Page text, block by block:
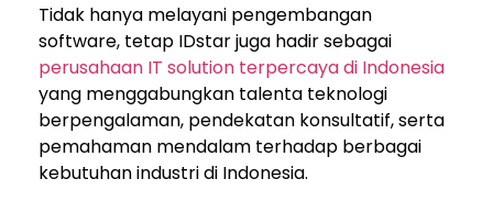
Tidak hanya melayani pengembangan
software, tetap IDstar juga hadir sebagai
perusahaan IT solution terpercaya di Indonesia
yang menggabungkan talenta teknologi
berpengalaman, pendekatan konsultatif, serta
pemahaman mendalam terhadap berbagai
kebutuhan industri di Indonesia.